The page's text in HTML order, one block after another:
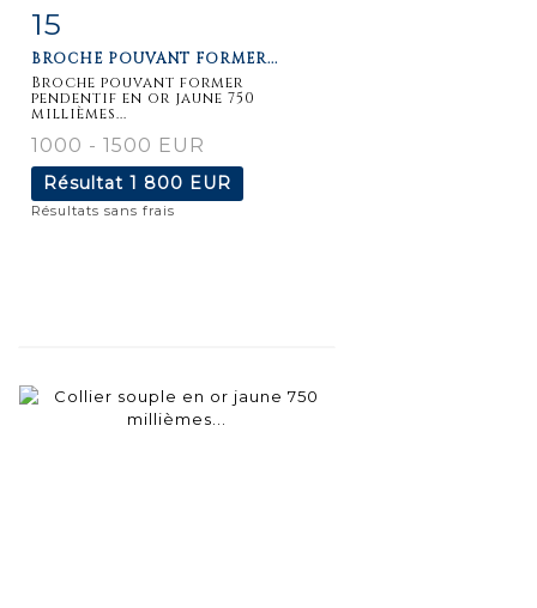
15
BROCHE POUVANT FORMER...
Broche pouvant former
pendentif en or jaune 750
millièmes...
1000 - 1500 EUR
Résultat 1 800 EUR
Résultats sans frais